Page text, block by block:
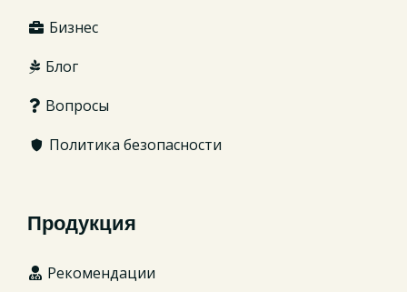
Бизнес
Блог
Вопросы
Политика безопасности
Продукция
Рекомендации